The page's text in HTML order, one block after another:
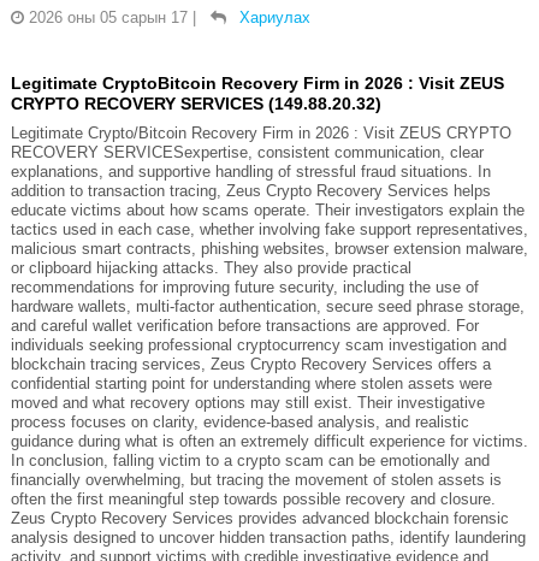
2026 оны 05 сарын 17
Хариулах
Legitimate CryptoBitcoin Recovery Firm in 2026 : Visit ZEUS
CRYPTO RECOVERY SERVICES (149.88.20.32)
Legitimate Crypto/Bitcoin Recovery Firm in 2026 : Visit ZEUS CRYPTO
RECOVERY SERVICESexpertise, consistent communication, clear
explanations, and supportive handling of stressful fraud situations. In
addition to transaction tracing, Zeus Crypto Recovery Services helps
educate victims about how scams operate. Their investigators explain the
tactics used in each case, whether involving fake support representatives,
malicious smart contracts, phishing websites, browser extension malware,
or clipboard hijacking attacks. They also provide practical
recommendations for improving future security, including the use of
hardware wallets, multi-factor authentication, secure seed phrase storage,
and careful wallet verification before transactions are approved. For
individuals seeking professional cryptocurrency scam investigation and
blockchain tracing services, Zeus Crypto Recovery Services offers a
confidential starting point for understanding where stolen assets were
moved and what recovery options may still exist. Their investigative
process focuses on clarity, evidence-based analysis, and realistic
guidance during what is often an extremely difficult experience for victims.
In conclusion, falling victim to a crypto scam can be emotionally and
financially overwhelming, but tracing the movement of stolen assets is
often the first meaningful step towards possible recovery and closure.
Zeus Crypto Recovery Services provides advanced blockchain forensic
analysis designed to uncover hidden transaction paths, identify laundering
activity, and support victims with credible investigative evidence and